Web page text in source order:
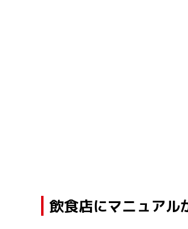
飲食店にマニュアル